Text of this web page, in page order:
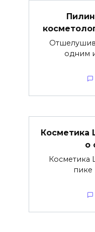
одним
Косметика
о
Косметика
пике